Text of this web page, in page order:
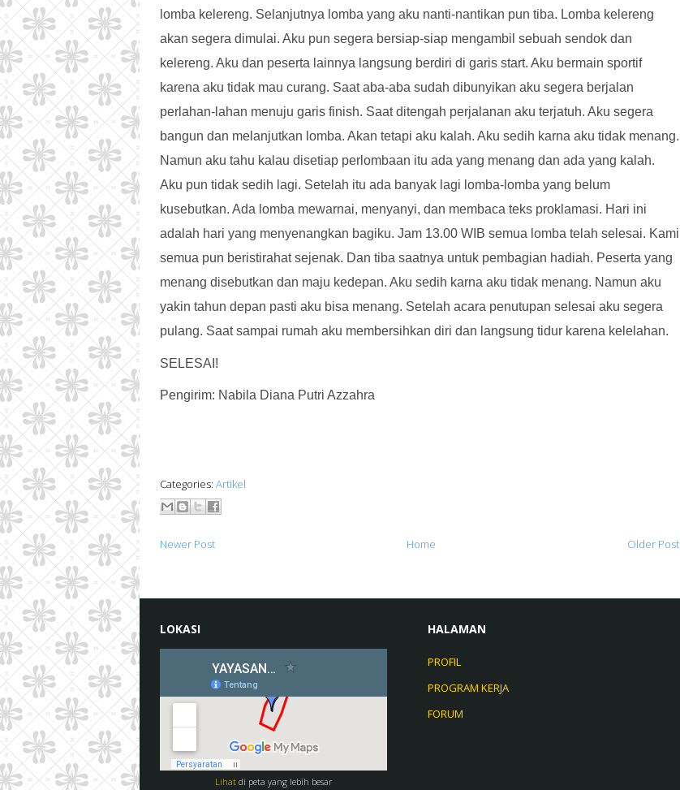
lomba kelereng. Selanjutnya lomba yang aku nanti-nantikan pun tiba. Lomba kelereng
akan segera dimulai. Aku pun segera bersiap-siap mengambil sebuah sendok dan
kelereng. Aku dan peserta lainnya langsung berdiri di garis start. Aku bermain sportif
karena aku tidak mau curang. Saat aba-aba sudah dibunyikan aku segera berjalan
perlahan-lahan menuju garis finish. Saat ditengah perjalanan aku terjatuh. Aku segera
bangun dan melanjutkan lomba. Akan tetapi aku kalah. Aku sedih karna aku tidak menang.
Namun aku tahu kalau disetiap perlombaan itu ada yang menang dan ada yang kalah.
Aku pun tidak sedih lagi. Setelah itu ada banyak lagi lomba-lomba yang belum
kusebutkan. Ada lomba mewarnai, menyanyi, dan membaca teks proklamasi. Hari ini
adalah hari yang menyenangkan bagiku. Jam 13.00 WIB semua lomba telah selesai. Kami
semua pun beristirahat sejenak. Dan tiba saatnya untuk pembagian hadiah. Peserta yang
menang disebutkan dan maju kedepan. Aku sedih karna aku tidak menang. Namun aku
yakin tahun depan pasti aku bisa menang. Setelah acara penutupan selesai aku segera
pulang. Saat sampai rumah aku membersihkan diri dan langsung tidur karena kelelahan.
SELESAI!
Pengirim: Nabila Diana Putri Azzahra
Categories: Artikel
Newer Post Older Post
Home
LOKASI
Lihat di peta yang lebih besar
HALAMAN
PROFIL
PROGRAM KERJA
FORUM